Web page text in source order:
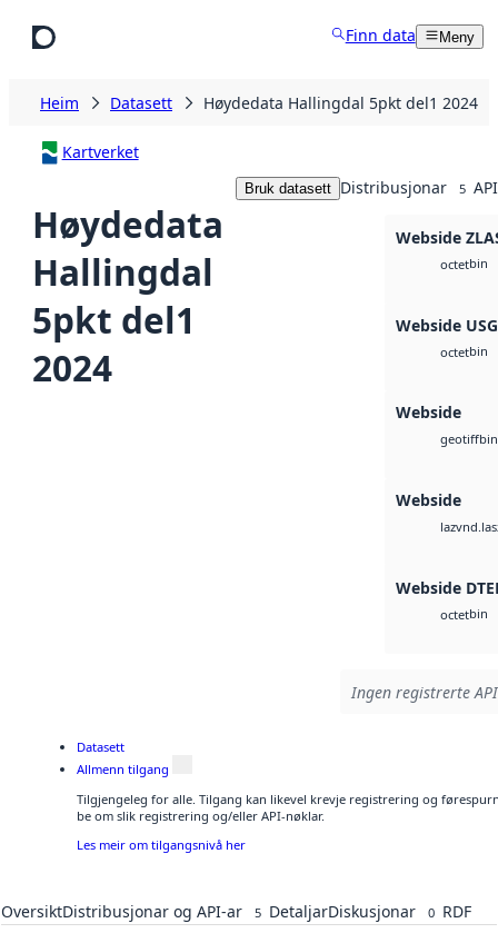
Finn data Meny
Heim Datasett Høydedata Hallingdal 5pkt del1 2024
Kartverket
Høydedata
Hallingdal
5pkt del1
2024
Bruk datasett Distribusjonar 5
Webside
octetbin
Webside
octetbin
Webside
geotiffbin
Webside
laz
Webside
octetbin
Ingen registrerte
Datasett
Allmenn tilgang
Tilgjengeleg for alle. Tilgang kan likevel krevje registrering og
be om slik registrering og/eller API-nøklar.
Les meir om tilgangsnivå her
OversiktDistribusjonar og API-ar 5 DetaljarDiskusjonar 0 RDF